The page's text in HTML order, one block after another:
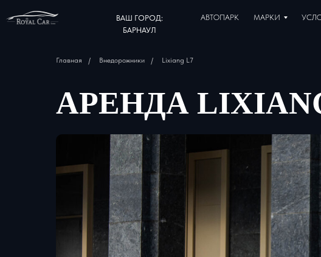
АВТОПАРК МАРКИ
ВАШ ГОРОД:
БАРНАУЛ
Главная / Внедорожники / Lixiang L7
АРЕНДА